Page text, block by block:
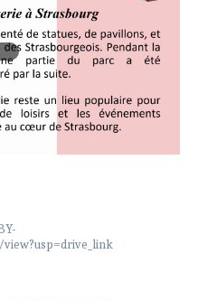
view?usp=drive_link